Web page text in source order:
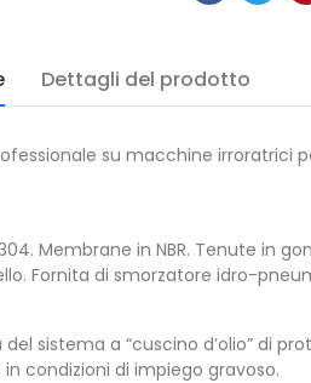
Dettagli del prodotto
su macchine
Membrane in NBR. Tenute in
Fornita di smorzatore idro-
sistema a “cuscino d’olio” di
condizioni di impiego gravoso.